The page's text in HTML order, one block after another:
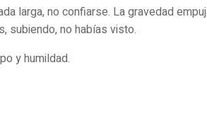
larga, no confiarse. La gravedad
subiendo, no habías visto.
y humildad.